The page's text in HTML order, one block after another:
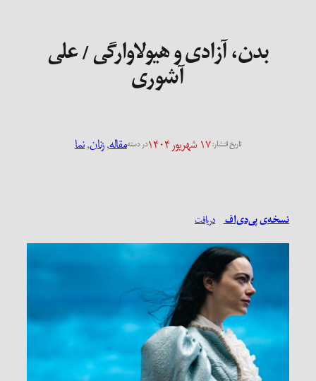
بدن، آزادی و هیولاوارگی / علی
آشوری
تاریخ انتشار:۱۷ شهریور ۱۴۰۴ در دستهمقاله, زنان, نما
نسخه‌ی پی‌دی‌اف دریافت